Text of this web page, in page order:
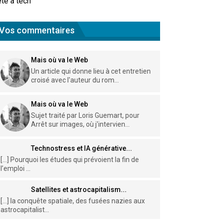
commentaires
Mais où va le Web
Un article qui donne lieu à cet entretien
croisé avec l'auteur du rom...
Mais où va le Web
Sujet traité par Loris Guemart, pour
Arrêt sur images, où j'intervien...
Technostress et IA générative...
[…] Pourquoi les études qui prévoient la fin de
l’emploi ...
Satellites et astrocapitalism...
[…] la conquête spatiale, des fusées nazies aux
astrocapitalist...